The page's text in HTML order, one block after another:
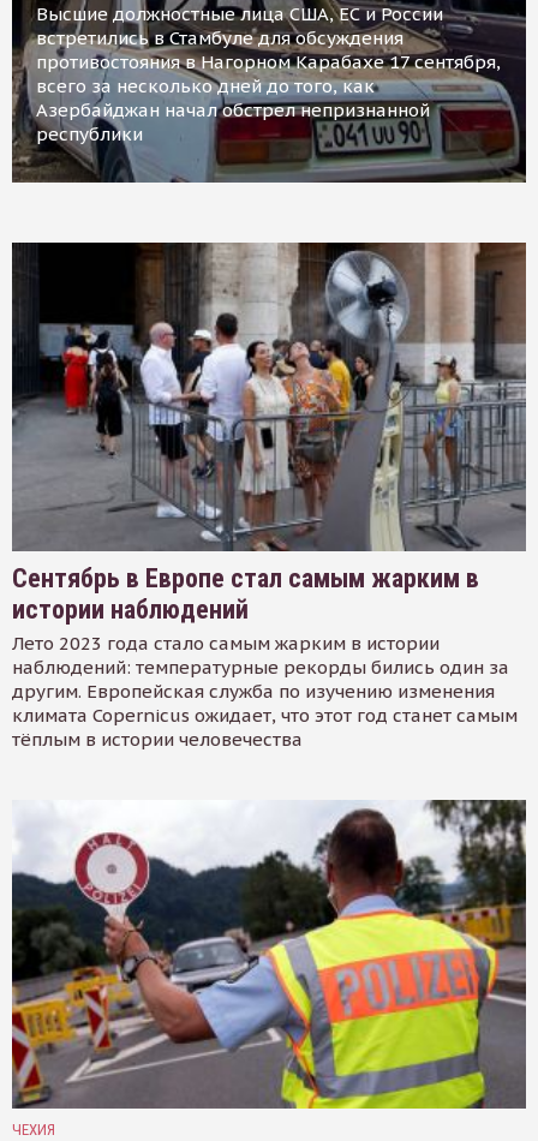
Высшие должностные лица США, ЕС и России
встретились в Стамбуле для обсуждения
противостояния в Нагорном Карабахе 17 сентября,
всего за несколько дней до того, как
Азербайджан начал обстрел непризнанной
республики
Сентябрь в Европе стал самым жарким в
истории наблюдений
Лето 2023 года стало самым жарким в истории
наблюдений: температурные рекорды бились один за
другим. Европейская служба по изучению изменения
климата Copernicus ожидает, что этот год станет самым
тёплым в истории человечества
ЧЕХИЯ